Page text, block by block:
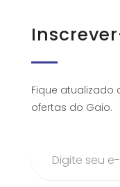
Fique atualizado
ofertas do Gaio.